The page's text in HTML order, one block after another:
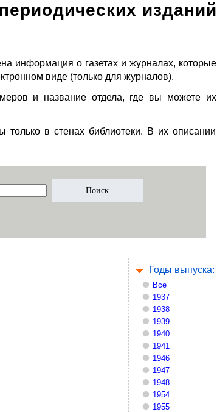
изданий
информация о газетах и журналах, которые
виде (только для журналов).
и название отдела, где вы можете их
только в стенах библиотеки. В их описании
Годы выпуска:
Все
1937
1938
1939
1940
1941
1946
1947
1948
1954
1955